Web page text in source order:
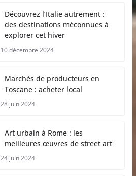
Découvrez l’Italie autrement :
des destinations méconnues à
explorer cet hiver
10 décembre 2024
Marchés de producteurs en
Toscane : acheter local
28 juin 2024
Art urbain à Rome : les
meilleures œuvres de street art
24 juin 2024